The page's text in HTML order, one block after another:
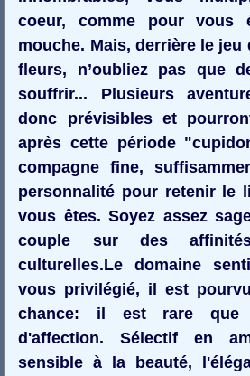
coeur, comme pour vous
mouche. Mais, derrière le
fleurs, n’oubliez pas que
souffrir... Plusieurs
donc prévisibles et
après cette période
compagne fine,
personnalité pour retenir le
vous êtes. Soyez assez
couple sur des
culturelles.Le domaine
vous privilégié, il est
chance: il est rare que
d'affection. Sélectif en
sensible à la beauté,